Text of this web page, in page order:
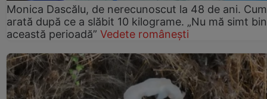
Monica Dascălu, de nerecunoscut la 48 de ani. Cum
arată după ce a slăbit 10 kilograme. „Nu mă simt
această perioadă” Vedete românești